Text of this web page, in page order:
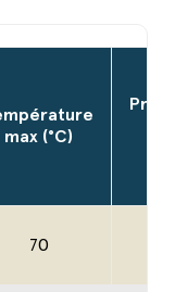
max (°C)
70